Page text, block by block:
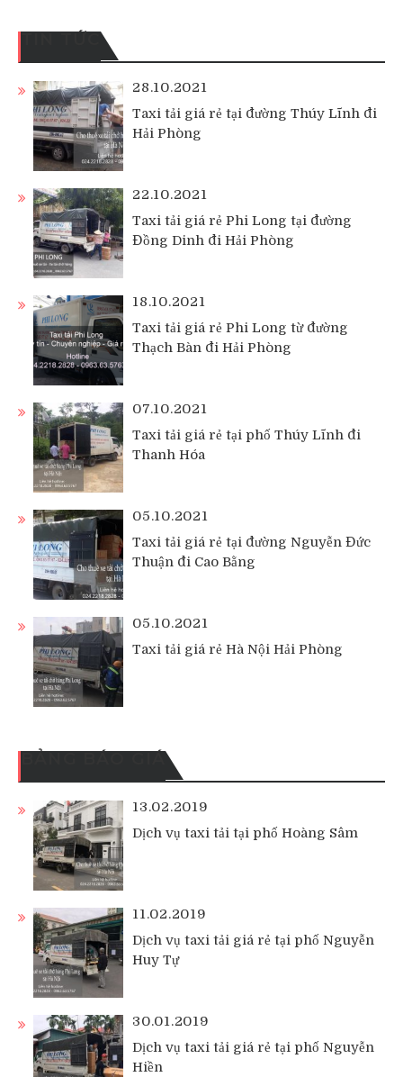
TIN TỨC
28.10.2021
Taxi tải giá rẻ tại đường Thúy Lĩnh đi
Hải Phòng
22.10.2021
Taxi tải giá rẻ Phi Long tại đường
Đồng Dinh đi Hải Phòng
18.10.2021
Taxi tải giá rẻ Phi Long từ đường
Thạch Bàn đi Hải Phòng
07.10.2021
Taxi tải giá rẻ tại phố Thúy Lĩnh đi
Thanh Hóa
05.10.2021
Taxi tải giá rẻ tại đường Nguyễn Đức
Thuận đi Cao Bằng
05.10.2021
Taxi tải giá rẻ Hà Nội Hải Phòng
BẢNG BÁO GIÁ
13.02.2019
Dịch vụ taxi tải tại phố Hoàng Sâm
11.02.2019
Dịch vụ taxi tải giá rẻ tại phố Nguyễn
Huy Tự
30.01.2019
Dịch vụ taxi tải giá rẻ tại phố Nguyễn
Hiền